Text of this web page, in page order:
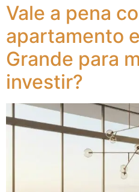
Vale a pena
apartamento
Grande para
investir?